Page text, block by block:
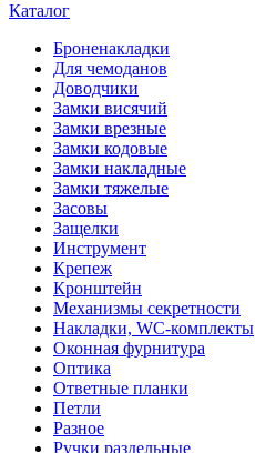
Каталог
Броненакладки
Для чемоданов
Доводчики
Замки висячий
Замки врезные
Замки кодовые
Замки накладные
Замки тяжелые
Засовы
Защелки
Инструмент
Крепеж
Кронштейн
Механизмы секретности
Накладки, WC-комплекты
Оконная фурнитура
Оптика
Ответные планки
Петли
Разное
Ручки раздельные